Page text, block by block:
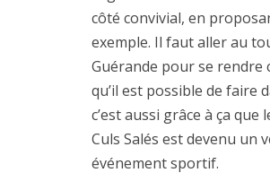
côté convivial, en
exemple. Il faut aller au
Guérande pour se rendre
qu’il est possible de faire
c’est aussi grâce à ça que
Culs Salés est devenu un
événement sportif.